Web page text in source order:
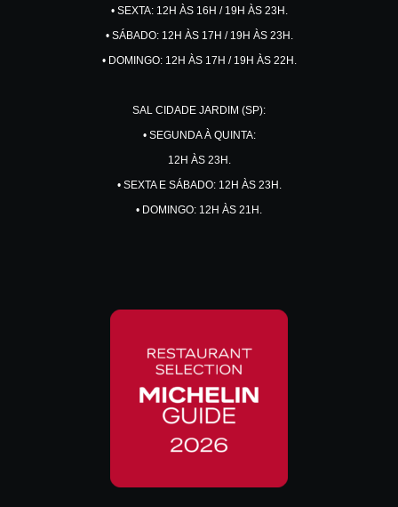
• SEXTA: 12H ÀS 16H / 19H ÀS 23H.
• SÁBADO: 12H ÀS 17H / 19H ÀS 23H.
• DOMINGO: 12H ÀS 17H / 19H ÀS 22H.
SAL CIDADE JARDIM (SP):
• SEGUNDA À QUINTA:
12H ÀS 23H.
• SEXTA E SÁBADO: 12H ÀS 23H.
• DOMINGO: 12H ÀS 21H.